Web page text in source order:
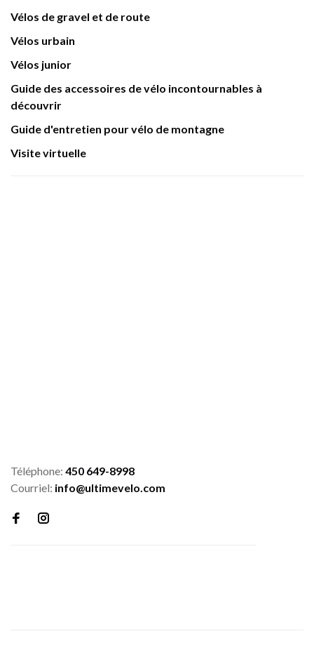
Vélos de gravel et de route
Vélos urbain
Vélos junior
Guide des accessoires de vélo incontournables à
découvrir
Guide d'entretien pour vélo de montagne
Visite virtuelle
Téléphone: 450 649-8998
Courriel: info@ultimevelo.com